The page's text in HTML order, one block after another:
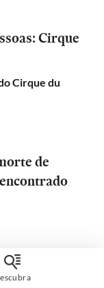
Cirque
Cirque du
de